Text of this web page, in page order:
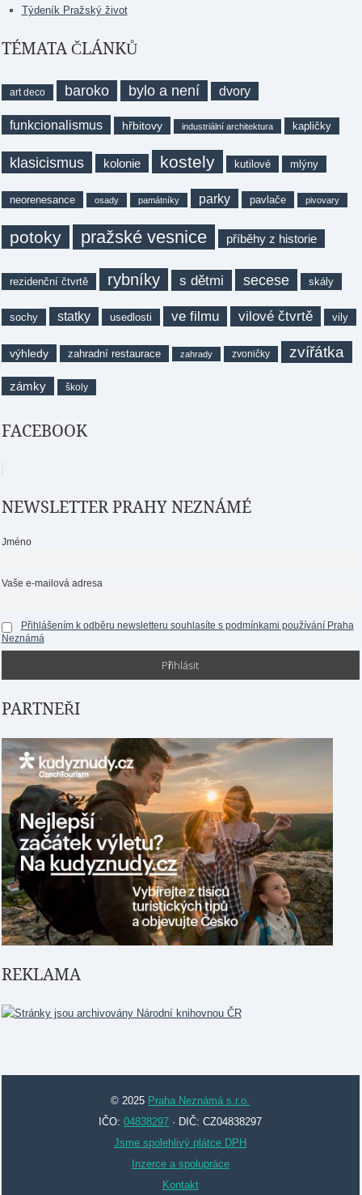
Týdeník Pražský život
TÉMATA ČLÁNKŮ
art deco baroko bylo a není dvory
funkcionalismus hřbitovy industriální architektura kapličky
klasicismus kolonie kostely kutilové mlýny
neorenesance osady památníky parky pavlače pivovary
potoky pražské vesnice příběhy z historie
rezidenční čtvrtě rybníky s dětmi secese skály
sochy statky usedlosti ve filmu vilové čtvrtě vily
výhledy zahradní restaurace zahrady zvoničky zvířátka
zámky školy
FACEBOOK
NEWSLETTER PRAHY NEZNÁMÉ
Jméno
Vaše e-mailová adresa
Přihlášením k odběru newsletteru souhlasíte s podmínkami používání Praha
Neznámá
PARTNEŘI
REKLAMA
© 2025 Praha Neznámá s.r.o.
IČO:04838297 · DIČ: CZ04838297
Jsme spolehlivý plátce DPH
Inzerce a spolupráce
Kontakt